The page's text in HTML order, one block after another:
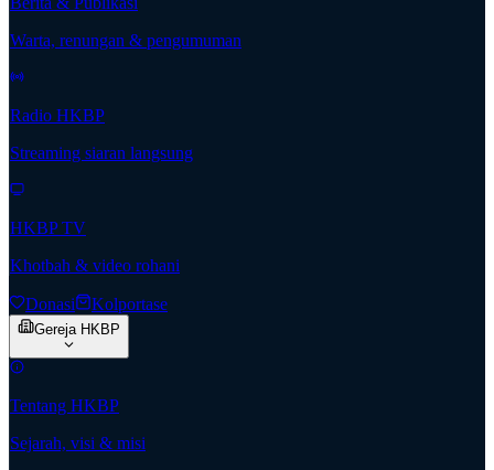
Warta, renungan & pengumuman
Radio HKBP
Streaming siaran langsung
HKBP TV
Khotbah & video rohani
Donasi Kolportase
Gereja HKBP
Tentang HKBP
Sejarah, visi & misi